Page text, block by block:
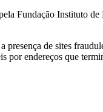
Fundação Instituto
presença de sites
por endereços que